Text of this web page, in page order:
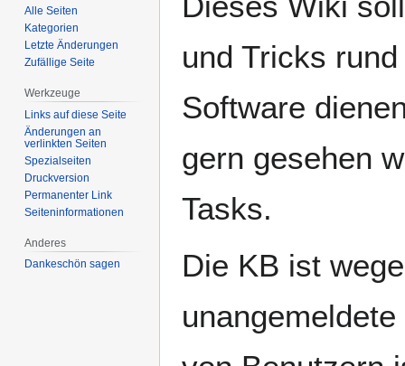
Navigation
Suche
und Tricks
Software
gern gesehen
Tasks.
Die KB ist
Alle Seiten
Kategorien
Letzte Änderungen
Zufällige Seite
Werkzeuge
Links auf diese Seite
Änderungen an
verlinkten Seiten
Spezialseiten
Druckversion
Permanenter Link
Seiten­­informationen
Anderes
Dankeschön sagen